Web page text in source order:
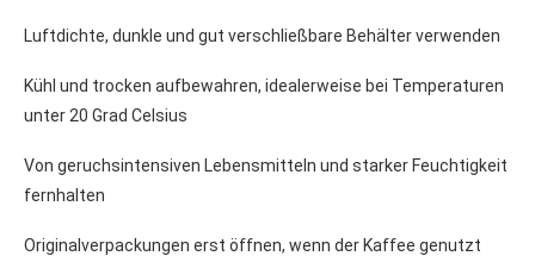
Luftdichte, dunkle und gut verschließbare Behälter verwenden
Kühl und trocken aufbewahren, idealerweise bei Temperaturen
unter 20 Grad Celsius
Von geruchsintensiven Lebensmitteln und starker Feuchtigkeit
fernhalten
Originalverpackungen erst öffnen, wenn der Kaffee genutzt